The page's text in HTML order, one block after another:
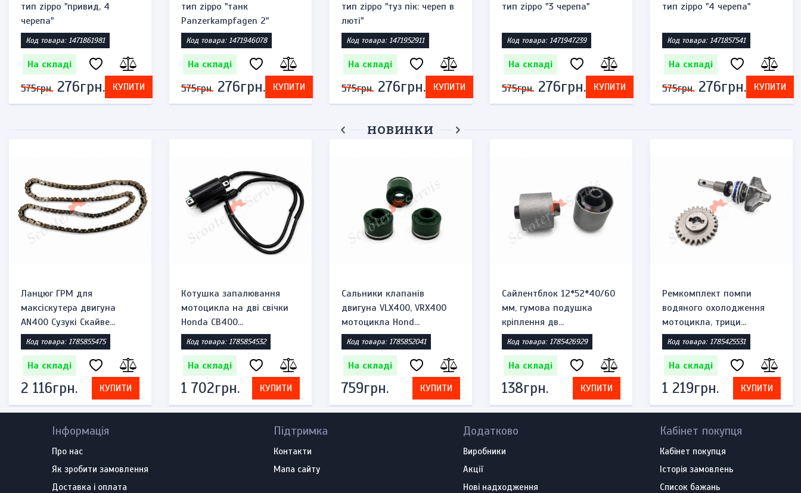
тип zippo "привид, 4
черепа"
Код товара: 1471861981
На складі
575грн. 276грн. КУПИТИ
тип zippo "танк
Panzerkampfagen 2"
Код товара: 1471946078
На складі
575грн. 276грн. КУПИТИ
тип zippo "туз пік: череп в
люті"
Код товара: 1471952911
На складі
575грн. 276грн. КУПИТИ
тип zippo "3 черепа"
Код товара: 1471947239
На складі
575грн. 276грн. КУПИТИ
тип zippo "4 черепа"
Код товара: 1471857541
На складі
575грн. 276грн. КУПИТИ
НОВИНКИ
Ланцюг ГРМ для
максіскутера двигуна
AN400 Сузукі Скайве...
Код товара: 1785855475
На складі
2 116грн. КУПИТИ
Котушка запалювання
мотоцикла на дві свічки
Honda CB400...
Код товара: 1785854532
На складі
1 702грн. КУПИТИ
Сальники клапанів
двигуна VLX400, VRX400
мотоцикла Hond...
Код товара: 1785852041
На складі
759грн. КУПИТИ
Сайлентблок 12*52*40/60
мм, гумова подушка
кріплення дв...
Код товара: 1785426929
На складі
138грн. КУПИТИ
Ремкомплект помпи
водяного охолодження
мотоцикла, трици...
Код товара: 1785425531
На складі
1 219грн. КУПИТИ
Інформація
Про нас
Як зробити замовлення
Доставка і оплата
Підтримка
Контакти
Мапа сайту
Додатково
Виробники
Акції
Нові надходження
Кабінет покупця
Кабінет покупця
Історія замовлень
Список бажань